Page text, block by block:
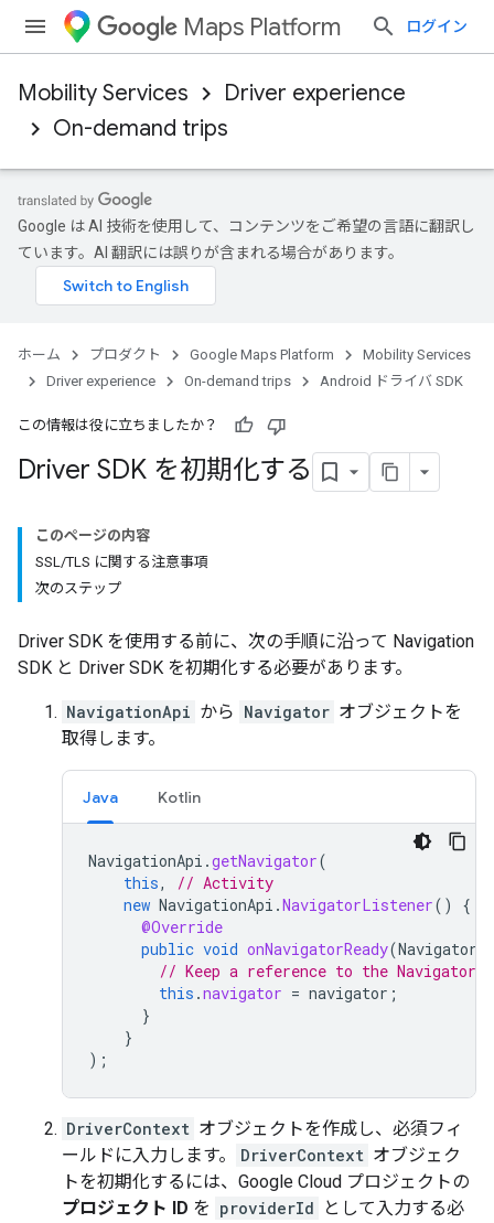
Maps Platform ログイン
Mobility Services
Driver experience
On-demand trips
Google は AI 技術を使用して、コンテンツをご希望の言語に翻訳し
ています。AI 翻訳には誤りが含まれる場合があります。
ホーム プロダクト Google Maps Platform
Mobility Services
Driver experience
On-demand trips Android ドライバ SDK
この情報は役に立ちましたか？
Driver SDK を初期化する
このページの内容
SSL/TLS に関する注意事項
次のステップ
Driver SDK を使用する前に、次の手順に沿って Navigation
SDK と Driver SDK を初期化する必要があります。
NavigationApi から Navigator オブジェクトを
取得します。
Java Kotlin
NavigationApi .getNavigator(
this,
// Activity
new NavigationApi .NavigatorListener()
{
@Override
public void onNavigatorReady(Navigator
// Keep a reference to the Navigator
this .navigator = navigator ;
}
}
);
DriverContext オブジェクトを作成し、必須フィ
ールドに入力します。
DriverContext オブジェク
トを初期化するには、Google Cloud プロジェクトの
プロジェクト ID を providerId
として入力する必